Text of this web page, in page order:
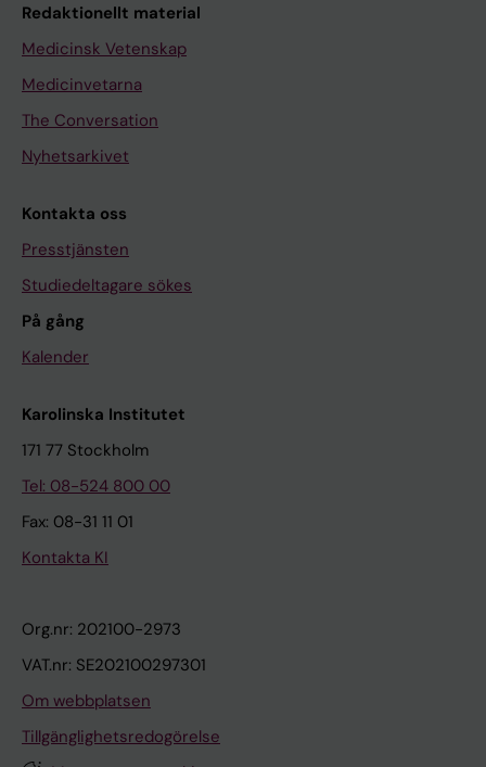
Redaktionellt material
Medicinsk Vetenskap
Medicinvetarna
The Conversation
Nyhetsarkivet
Kontakta oss
Presstjänsten
Studiedeltagare sökes
På gång
Kalender
Karolinska Institutet
171 77 Stockholm
Tel: 08-524 800 00
Fax: 08-31 11 01
Kontakta KI
Org.nr: 202100-2973
VAT.nr: SE202100297301
Om webbplatsen
Tillgänglighetsredogörelse